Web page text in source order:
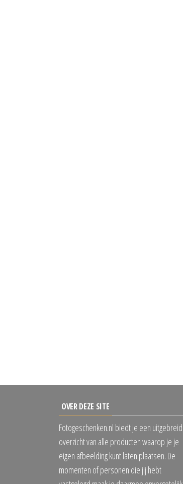
OVER DEZE SITE
Fotogeschenken.nl biedt je een uitgebreid
overzicht van alle producten waarop je je
eigen afbeelding kunt laten plaatsen. De
momenten of personen die jij hebt